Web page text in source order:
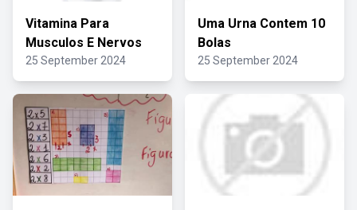
Vitamina Para
Musculos E Nervos
25 September 2024
Uma Urna Contem 10
Bolas
25 September 2024